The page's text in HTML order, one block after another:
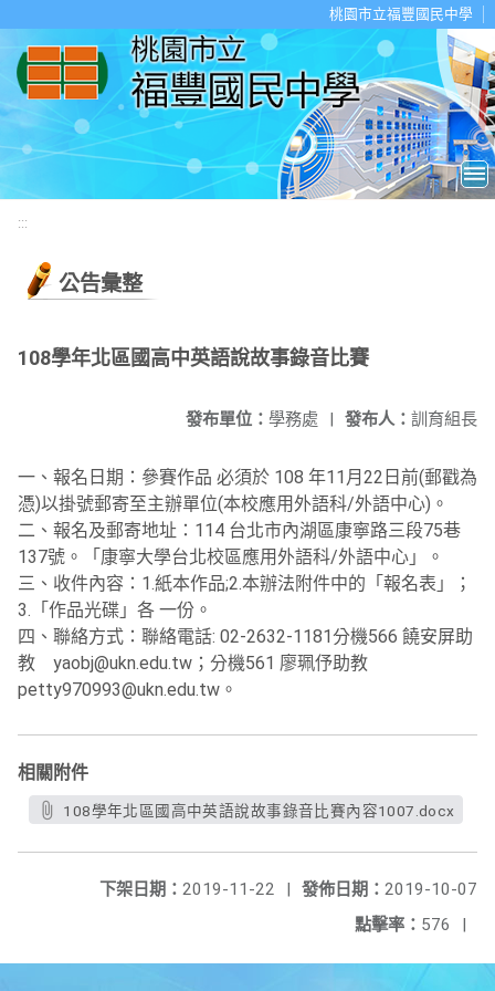
桃園市立福豐國民中學
:::
公告彙整
108學年北區國高中英語說故事錄音比賽
發布人： 訓育組長
發布單位： 學務處 |
一、報名日期：參賽作品 必須於 108 年11月22日前(郵戳為
憑)以掛號郵寄至主辦單位(本校應用外語科/外語中心)。
二、報名及郵寄地址：114 台北市內湖區康寧路三段75巷
137號。「康寧大學台北校區應用外語科/外語中心」。
三、收件內容：1.紙本作品;2.本辦法附件中的「報名表」；
3.「作品光碟」各 一份。
四、聯絡方式：聯絡電話: 02-2632-1181分機566 饒安屏助
教 yaobj@ukn.edu.tw；分機561 廖珮伃助教
petty970993@ukn.edu.tw。
相關附件
108學年北區國高中英語說故事錄音比賽內容1007.docx
發佈日期： 2019-10-07
下架日期： 2019-11-22
|
點擊率： 576 |